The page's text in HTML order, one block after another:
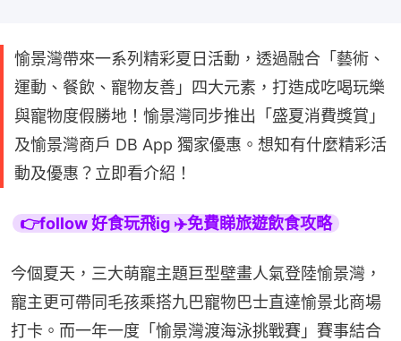
愉景灣帶來一系列精彩夏日活動，透過融合「藝術、
運動、餐飲、寵物友善」四大元素，打造成吃喝玩樂
與寵物度假勝地！愉景灣同步推出「盛夏消費獎賞」
及愉景灣商戶 DB App 獨家優惠。想知有什麼精彩活
動及優惠？立即看介紹！
👉follow 好食玩飛ig ✈️免費睇旅遊飲食攻略
今個夏天，三大萌寵主題巨型壁畫人氣登陸愉景灣，
寵主更可帶同毛孩乘搭九巴寵物巴士直達愉景北商場
打卡。而一年一度「愉景灣渡海泳挑戰賽」賽事結合